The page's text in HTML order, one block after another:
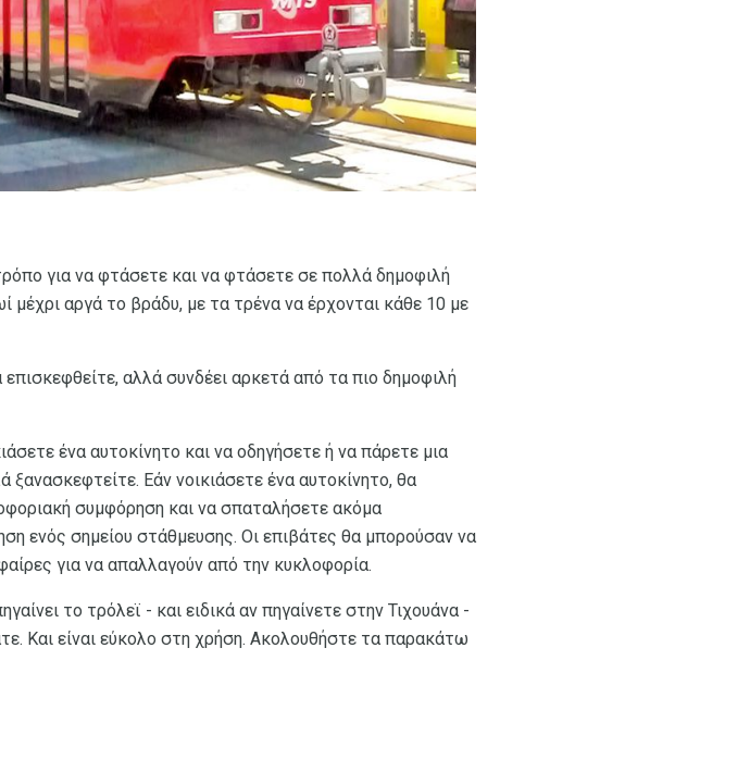
για να φτάσετε και να φτάσετε σε πολλά δημοφιλή
μέχρι αργά το βράδυ, με τα τρένα να έρχονται κάθε 10 με
αλλά συνδέει αρκετά από τα πιο δημοφιλή
ένα αυτοκίνητο και να οδηγήσετε ή να πάρετε μια
Εάν νοικιάσετε ένα αυτοκίνητο, θα
συμφόρηση και να σπαταλήσετε ακόμα
ενός σημείου στάθμευσης. Οι επιβάτες θα μπορούσαν να
για να απαλλαγούν από την κυκλοφορία.
το τρόλεϊ - και ειδικά αν πηγαίνετε στην Τιχουάνα -
Και είναι εύκολο στη χρήση. Ακολουθήστε τα παρακάτω